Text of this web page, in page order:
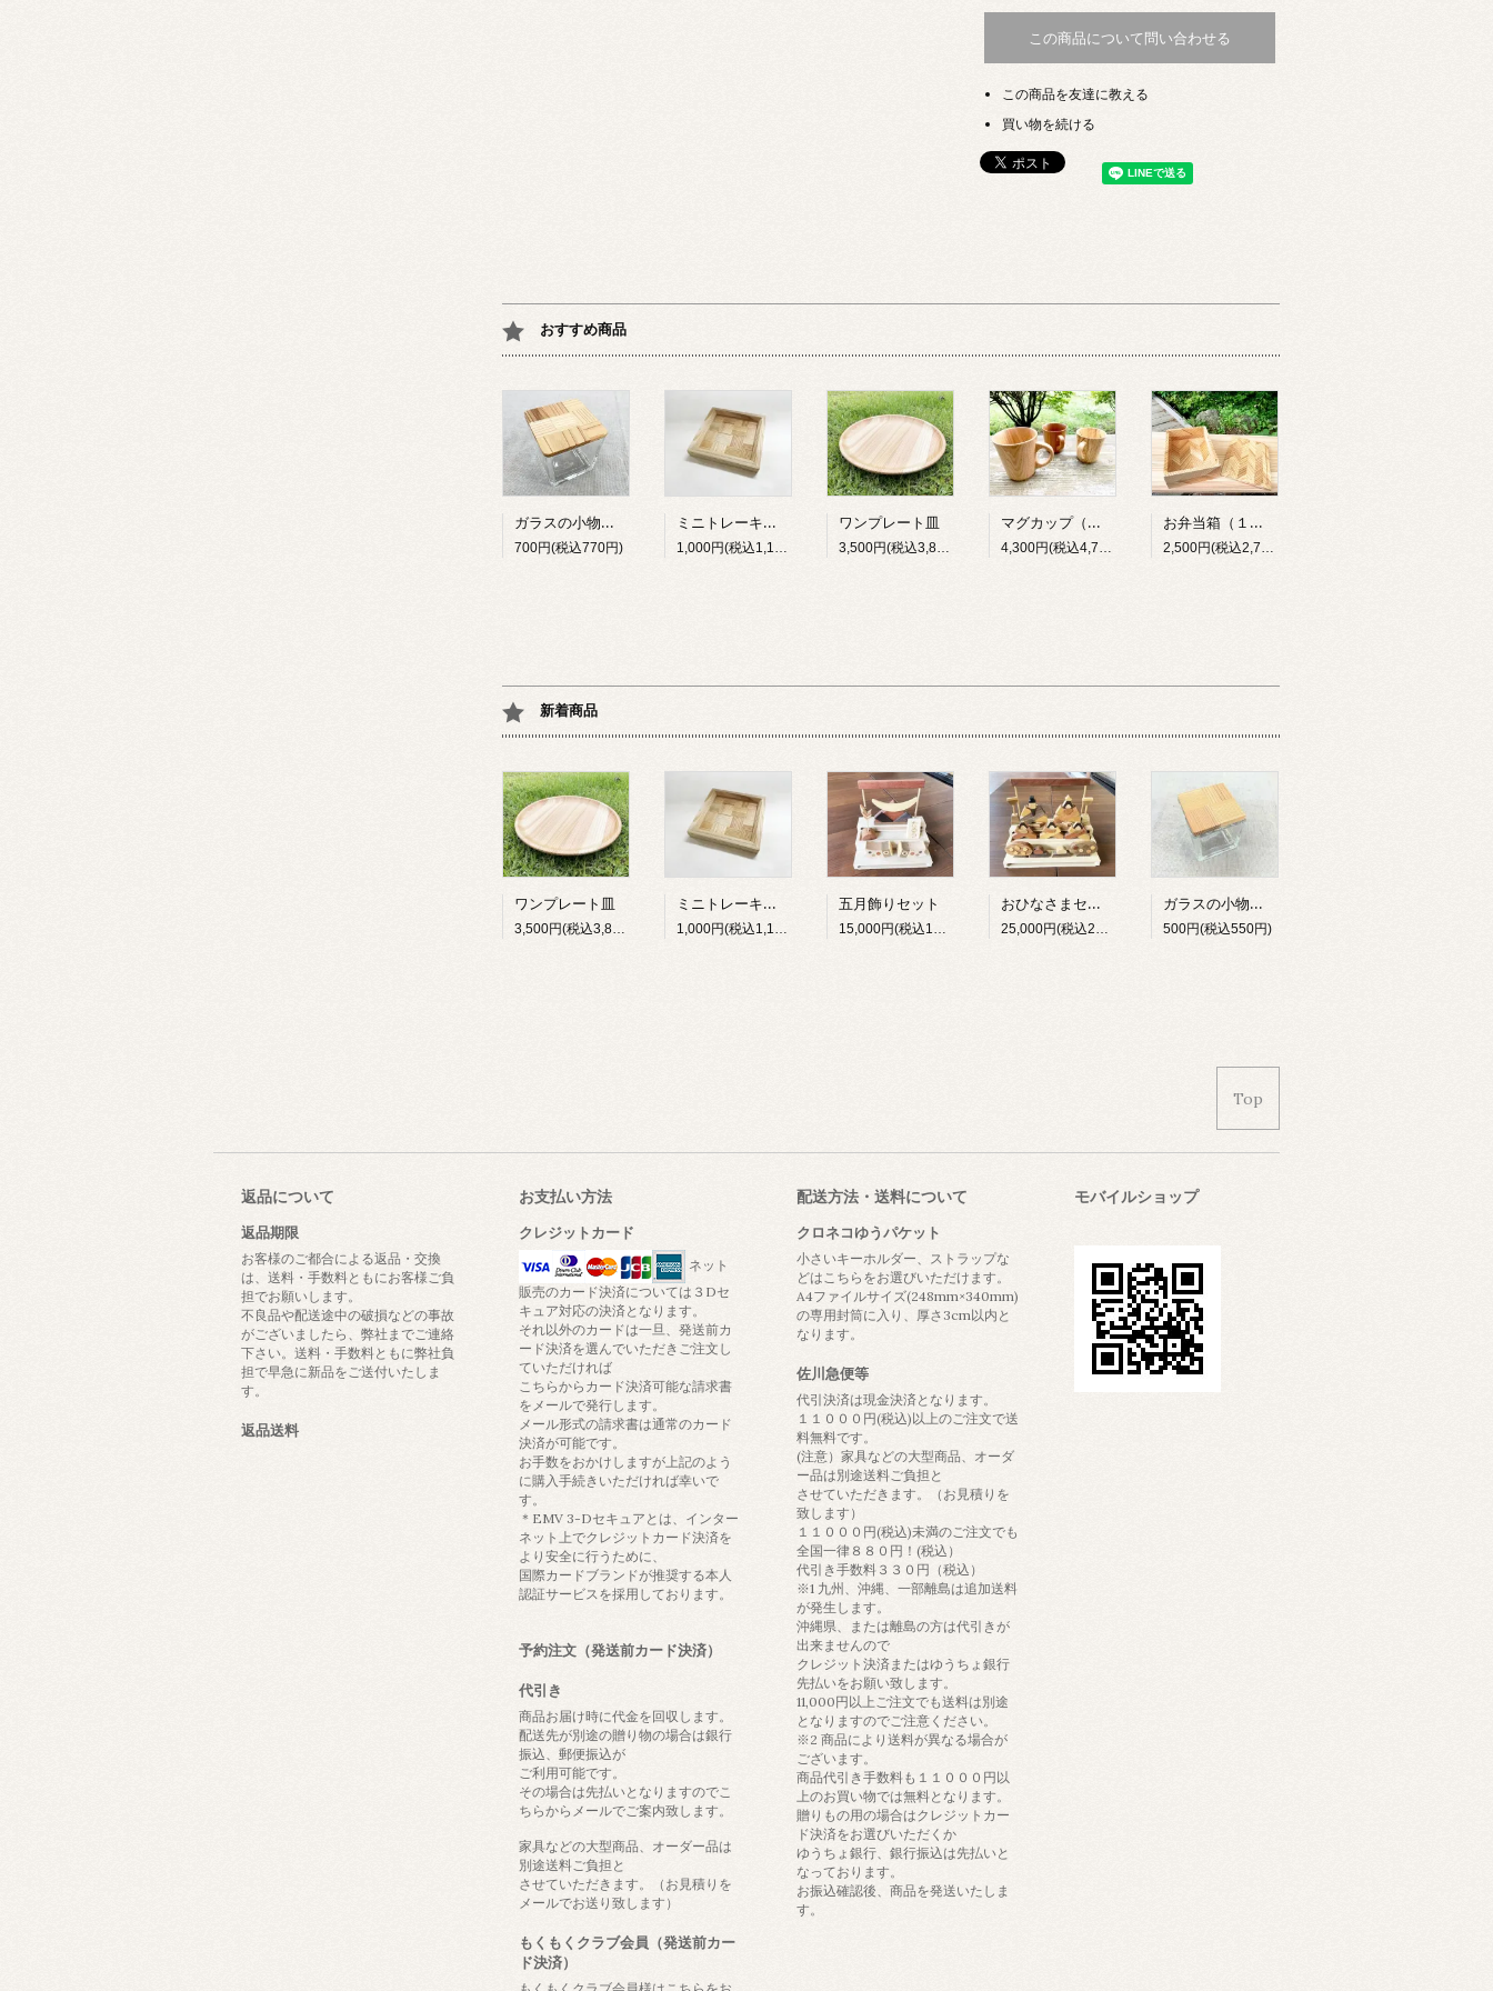
この商品について問い合わせる
この商品を友達に教える
買い物を続ける
おすすめ商品
ガラスの小物入れ（大）
700円(税込770円)
ミニトレーキット
1,000円(税込1,100円)
ワンプレート皿
3,500円(税込3,850円)
マグカップ（大）
4,300円(税込4,730円)
お弁当箱（１段）
2,500円(税込2,750円)
新着商品
ワンプレート皿
3,500円(税込3,850円)
ミニトレーキット
1,000円(税込1,100円)
五月飾りセット
15,000円(税込16,500円)
おひなさまセット
25,000円(税込27,500円)
ガラスの小物入れ（小）
500円(税込550円)
Top
返品について
返品期限
お客様のご都合による返品・交換
は、送料・手数料ともにお客様ご負
担でお願いします。
不良品や配送途中の破損などの事故
がございましたら、弊社までご連絡
下さい。送料・手数料ともに弊社負
担で早急に新品をご送付いたしま
す。
返品送料
お支払い方法
クレジットカード
ネット
販売のカード決済については３Dセ
キュア対応の決済となります。
それ以外のカードは一旦、発送前カ
ード決済を選んでいただきご注文し
ていただければ
こちらからカード決済可能な請求書
をメールで発行します。
メール形式の請求書は通常のカード
決済が可能です。
お手数をおかけしますが上記のよう
に購入手続きいただければ幸いで
す。
＊EMV 3-Dセキュアとは、インター
ネット上でクレジットカード決済を
より安全に行うために、
国際カードブランドが推奨する本人
認証サービスを採用しております。
予約注文（発送前カード決済）
代引き
商品お届け時に代金を回収します。
配送先が別途の贈り物の場合は銀行
振込、郵便振込が
ご利用可能です。
その場合は先払いとなりますのでこ
ちらからメールでご案内致します。
家具などの大型商品、オーダー品は
別途送料ご負担と
させていただきます。（お見積りを
メールでお送り致します）
もくもくクラブ会員（発送前カー
ド決済）
配送方法・送料について
クロネコゆうパケット
小さいキーホルダー、ストラップな
どはこちらをお選びいただけます。
A4ファイルサイズ(248mm×340mm)
の専用封筒に入り、厚さ3cm以内と
なります。
佐川急便等
代引決済は現金決済となります。
１１０００円(税込)以上のご注文で送
料無料です。
(注意）家具などの大型商品、オーダ
ー品は別途送料ご負担と
させていただきます。（お見積りを
致します）
１１０００円(税込)未満のご注文でも
全国一律８８０円！(税込）
代引き手数料３３０円（税込）
※1 九州、沖縄、一部離島は追加送料
が発生します。
沖縄県、または離島の方は代引きが
出来ませんので
クレジット決済またはゆうちょ銀行
先払いをお願い致します。
11,000円以上ご注文でも送料は別途
となりますのでご注意ください。
※2 商品により送料が異なる場合が
ございます。
商品代引き手数料も１１０００円以
上のお買い物では無料となります。
贈りもの用の場合はクレジットカー
ド決済をお選びいただくか
ゆうちょ銀行、銀行振込は先払いと
なっております。
お振込確認後、商品を発送いたしま
す。
モバイルショップ